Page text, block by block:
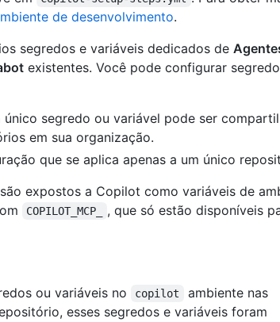
de desenvolvimento.
segredos e variáveis dedicados de
existentes. Você pode configurar
segredo ou variável pode ser
em sua organização.
que se aplica apenas a um único
expostos a Copilot como variáveis de
COPILOT_MCP_
, que só estão disponíveis
ou variáveis no
copilot
ambiente nas
esses segredos e variáveis foram